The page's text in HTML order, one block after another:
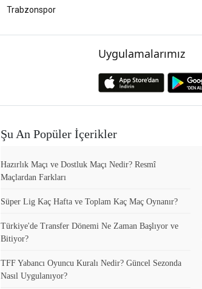
Trabzonspor
Uygulamalarımız
Şu An Popüler İçerikler
Hazırlık Maçı ve Dostluk Maçı Nedir? Resmî
Maçlardan Farkları
Süper Lig Kaç Hafta ve Toplam Kaç Maç Oynanır?
Türkiye'de Transfer Dönemi Ne Zaman Başlıyor ve
Bitiyor?
TFF Yabancı Oyuncu Kuralı Nedir? Güncel Sezonda
Nasıl Uygulanıyor?